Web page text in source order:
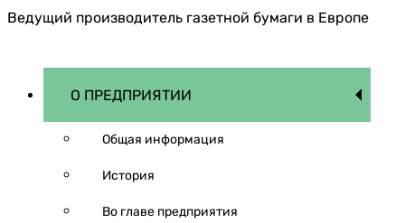
Ведущий производитель газетной бумаги в Европе
О ПРЕДПРИЯТИИ
Общая информация
История
Во главе предприятия